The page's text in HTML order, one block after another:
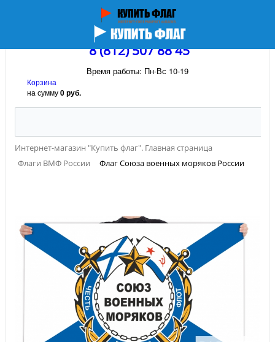
8 (812) 507 88 45
Время работы: Пн-Вс 10-19
Корзина
на сумму0 руб.
Интернет-магазин "Купить флаг". Главная страница
Флаги ВМФ России
Флаг Союза военных моряков России